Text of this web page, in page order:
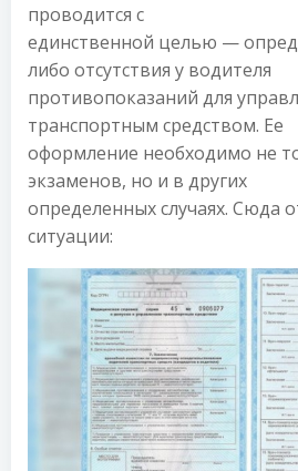
проводится с
единственной целью —
либо отсутствия у водителя
противопоказаний для
транспортным средством. Ее
оформление необходимо не
экзаменов, но и в других
определенных случаях. Сюда
ситуации: